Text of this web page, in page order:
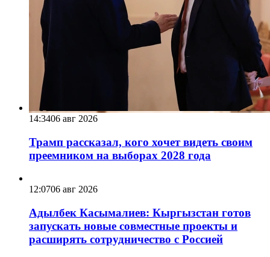
14:3406 авг 2026
Трамп рассказал, кого хочет видеть своим
преемником на выборах 2028 года
12:0706 авг 2026
Адылбек Касымалиев: Кыргызстан готов
запускать новые совместные проекты и
расширять сотрудничество с Россией